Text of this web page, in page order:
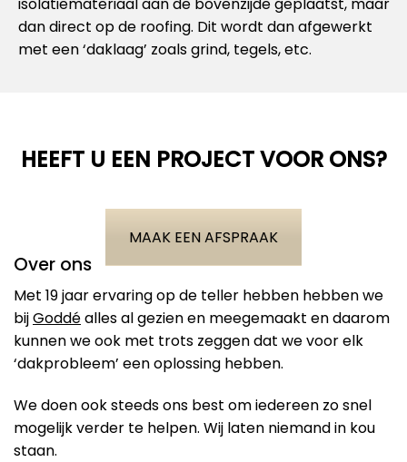
dan direct op de roofing. Dit wordt dan afgewerkt
met een ‘daklaag’ zoals grind, tegels, etc.
HEEFT U EEN PROJECT VOOR ONS?
MAAK EEN AFSPRAAK
Over ons
Met 19 jaar ervaring op de teller hebben hebben we
bijGoddéalles al gezien en meegemaakt en daarom
kunnen we ook met trots zeggen dat we voor elk
‘dakprobleem’ een oplossing hebben.
We doen ook steeds ons best om iedereen zo snel
mogelijk verder te helpen. Wij laten niemand in kou
staan.